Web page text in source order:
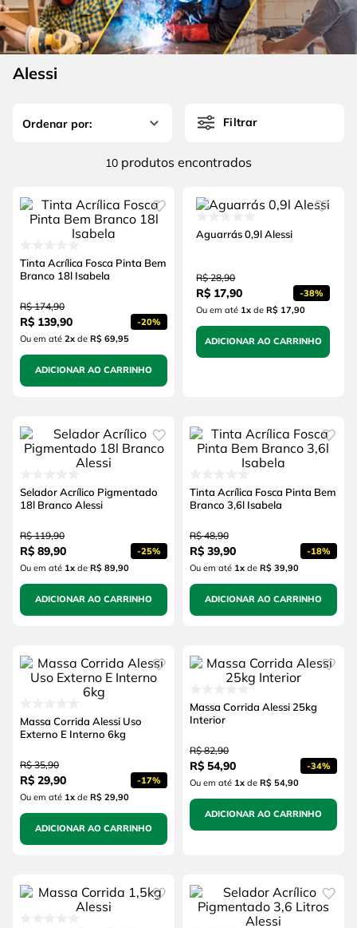
Alessi
Filtrar
10 produtos
Tinta Acrílica Fosca Pinta Bem
Branco 18l Isabela
R$ 174,90
R$ 139,90 -20%
Ou em até 2xde R$ 69,95
ADICIONAR AO CARRINHO
Aguarrás 0,9l Alessi
R$ 28,90
R$ 17,90 -38%
Ou em até 1x deR$ 17,90
ADICIONAR AO CARRINHO
Selador Acrílico Pigmentado
18l Branco Alessi
R$ 119,90
R$ 89,90 -25%
Ou em até 1xde R$ 89,90
ADICIONAR AO CARRINHO
Tinta Acrílica Fosca Pinta Bem
Branco 3,6l Isabela
R$ 48,90
R$ 39,90 -18%
Ou em até 1xde R$ 39,90
ADICIONAR AO CARRINHO
Massa Corrida Alessi Uso
Externo E Interno 6kg
R$ 35,90
R$ 29,90 -17%
Ou em até 1xde R$ 29,90
ADICIONAR AO CARRINHO
Massa Corrida Alessi 25kg
Interior
R$ 82,90
R$ 54,90 -34%
Ou em até 1xde R$ 54,90
ADICIONAR AO CARRINHO
6º fio
7º serra copo
8º
chave impacto
4 º esmerilhadeira
5º serra circular
martelete